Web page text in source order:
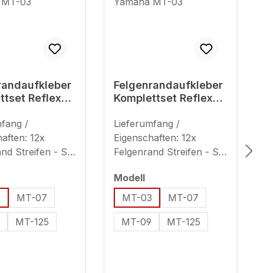
Reflex
für
MT-03
/
12x
Streifen - Set
(plus 8x
geeignet
(Streifenbreite
Hinweis zur
MT-07
MT-125
Felgenrandaufkleber
Komplettset Reflex
kompatibel für
Yamaha MT-03
Lieferumfang /
Eigenschaften: 12x
Felgenrand Streifen - Set
Motorradfelgen (plus 8x
Ersatzstreifen) geeignet
für 17 Zoll (Streifenbreite
- ca. 7 mm) Hinweis zur
Modellauswählen
MT-03
MT-07
MT-09 MT-125